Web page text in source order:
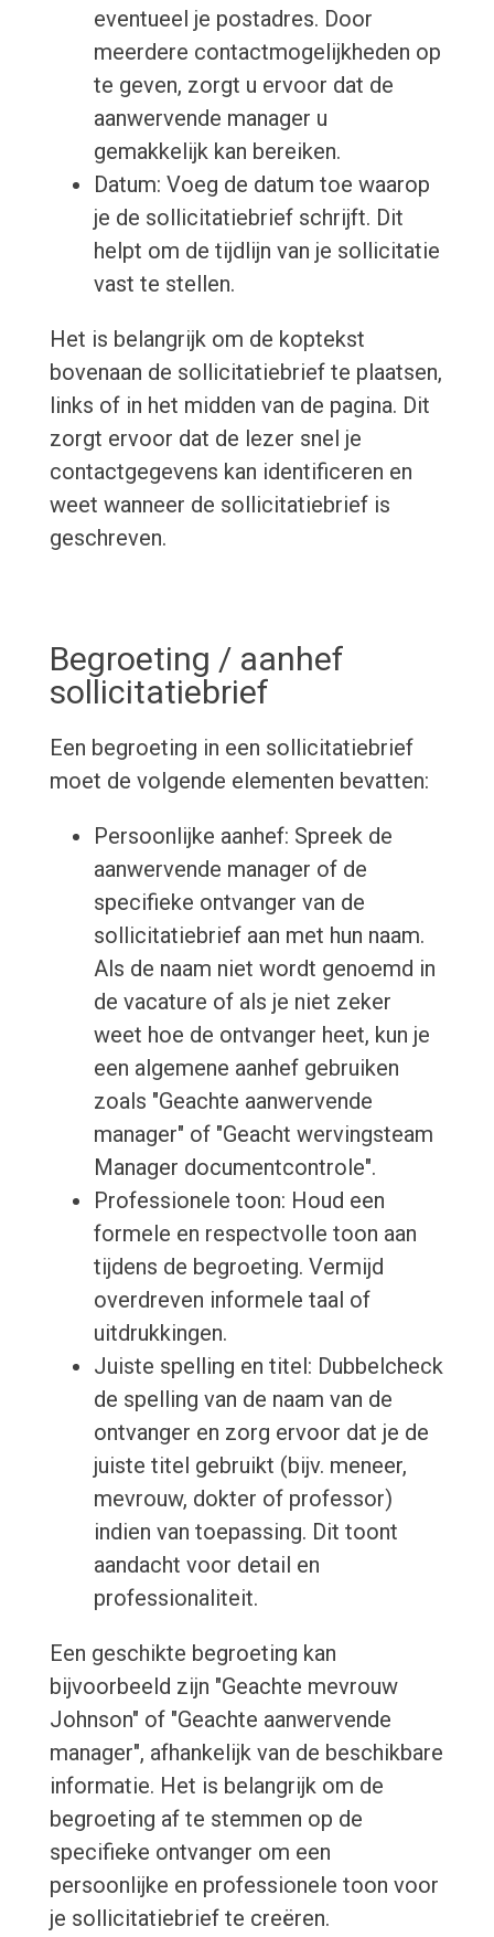
eventueel je postadres. Door
meerdere contactmogelijkheden op
te geven, zorgt u ervoor dat de
aanwervende manager u
gemakkelijk kan bereiken.
Datum: Voeg de datum toe waarop
je de sollicitatiebrief schrijft. Dit
helpt om de tijdlijn van je sollicitatie
vast te stellen.
Het is belangrijk om de koptekst
bovenaan de sollicitatiebrief te plaatsen,
links of in het midden van de pagina. Dit
zorgt ervoor dat de lezer snel je
contactgegevens kan identificeren en
weet wanneer de sollicitatiebrief is
geschreven.
Begroeting / aanhef
sollicitatiebrief
Een begroeting in een sollicitatiebrief
moet de volgende elementen bevatten:
Persoonlijke aanhef: Spreek de
aanwervende manager of de
specifieke ontvanger van de
sollicitatiebrief aan met hun naam.
Als de naam niet wordt genoemd in
de vacature of als je niet zeker
weet hoe de ontvanger heet, kun je
een algemene aanhef gebruiken
zoals "Geachte aanwervende
manager" of "Geacht wervingsteam
Manager documentcontrole".
Professionele toon: Houd een
formele en respectvolle toon aan
tijdens de begroeting. Vermijd
overdreven informele taal of
uitdrukkingen.
Juiste spelling en titel: Dubbelcheck
de spelling van de naam van de
ontvanger en zorg ervoor dat je de
juiste titel gebruikt (bijv. meneer,
mevrouw, dokter of professor)
indien van toepassing. Dit toont
aandacht voor detail en
professionaliteit.
Een geschikte begroeting kan
bijvoorbeeld zijn "Geachte mevrouw
Johnson" of "Geachte aanwervende
manager", afhankelijk van de beschikbare
informatie. Het is belangrijk om de
begroeting af te stemmen op de
specifieke ontvanger om een
persoonlijke en professionele toon voor
je sollicitatiebrief te creëren.